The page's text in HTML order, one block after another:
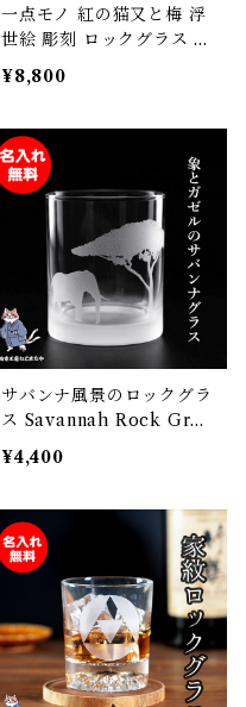
一点モノ 紅の猫又と梅 浮
世絵 彫刻 ロックグラス ギ
フト プレゼント 誕生日 記
念日 お父さん お母さん 彼
¥8,800
サバンナ風景のロックグラ
ス Savannah Rock Gras
s ゾウ・ガゼル彫刻 手作
りギフト 父の日・誕生
ねこまたや
¥4,400